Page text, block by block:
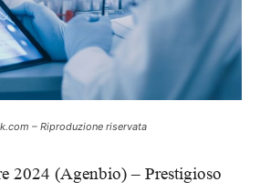
– Riproduzione riservata
2024 (Agenbio) – Prestigioso